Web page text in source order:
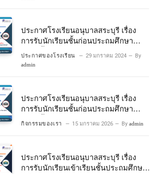
ประกาศโรงเรียนอนุบาลสระบุรี เรื่อง
การรับนักเรียนชั้นก่อนประถมศึกษา
ระดับชั้นอนุบาลปีที่ 2 ประจําปีการศึกษา
2567
ประกาศของโรงเรียน 29 มกราคม 2024 By
admin
ประกาศโรงเรียนอนุบาลสระบุรี เรื่อง
การรับนักเรียนชั้นก่อนประถมศึกษา
ระดับชั้นอนุบาลปีที่ ๒ ประจำปีการศึกษา
กิจกรรมของเรา 15 มกราคม 2026 By admin
ประกาศโรงเรียนอนุบาลสระบุรี เรื่อง
การรับนักเรียนเข้าเรียนชั้นประถมศึกษา